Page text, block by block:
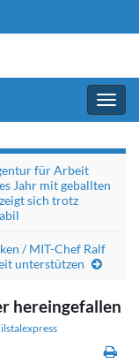
für Arbeit
Jahr mit geballten
sich trotz
/ MIT-Chef Ralf
unterstützen
hereingefallen